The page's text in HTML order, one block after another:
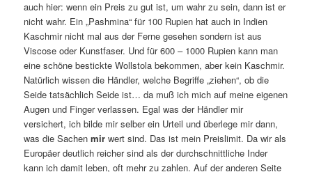
auch hier: wenn ein Preis zu gut ist, um wahr zu sein, dann ist er
nicht wahr. Ein „Pashmina“ für 100 Rupien hat auch in Indien
Kaschmir nicht mal aus der Ferne gesehen sondern ist aus
Viscose oder Kunstfaser. Und für 600 – 1000 Rupien kann man
eine schöne bestickte Wollstola bekommen, aber kein Kaschmir.
Natürlich wissen die Händler, welche Begriffe „ziehen“, ob die
Seide tatsächlich Seide ist… da muß ich mich auf meine eigenen
Augen und Finger verlassen. Egal was der Händler mir
versichert, ich bilde mir selber ein Urteil und überlege mir dann,
was die Sachenmir wert sind. Das ist mein Preislimit. Da wir als
Europäer deutlich reicher sind als der durchschnittliche Inder
kann ich damit leben, oft mehr zu zahlen. Auf der anderen Seite